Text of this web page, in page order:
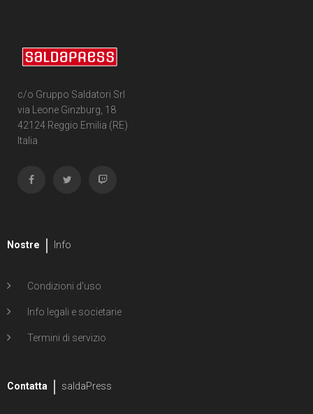
c/o Gruppo Saldatori Srl
via Leone Ginzburg, 18
42124 Reggio Emilia (RE)
Italia
Nostre Info
Condizioni d'uso
Info legali e societarie
Termini di servizio
Contatta saldaPress